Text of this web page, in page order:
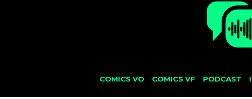
COMICS VO COMICS VF PODCAST